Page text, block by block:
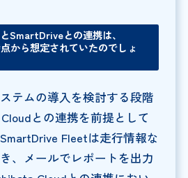
SmartDriveとの連携は、
から想定されていたのでしょ
テムの導入を検討する段階
との連携を前提として
Fleetは走行情報な
、メールでレポートを出力